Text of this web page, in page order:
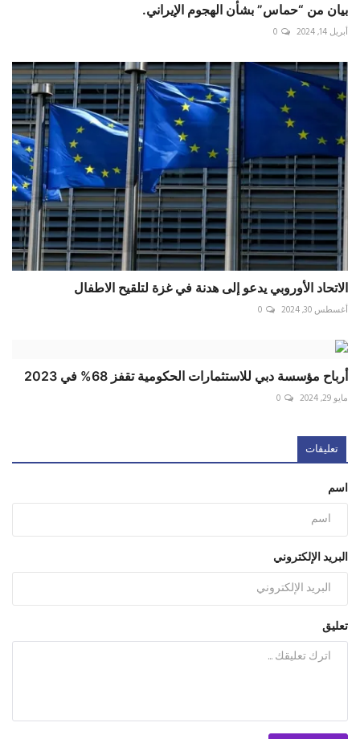
بيان من “حماس” بشأن الهجوم الإيراني.
أبريل 14, 2024 0
الاتحاد الأوروبي يدعو إلى هدنة في غزة لتلقيح الاطفال
أغسطس 30, 2024 0
أرباح مؤسسة دبي للاستثمارات الحكومية تقفز 68% في 2023
مايو 29, 2024 0
تعليقات
اسم
البريد الإلكتروني
تعليق